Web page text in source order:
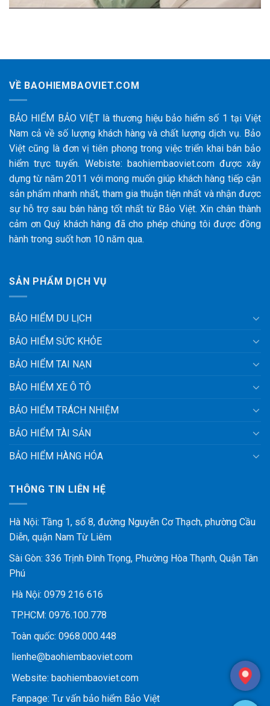
VỀ BAOHIEMBAOVIET.COM
BẢO HIỂM BẢO VIỆT là thương hiệu bảo hiểm số 1 tại Việt
Nam cả về số lượng khách hàng và chất lượng dịch vụ. Bảo
Việt cũng là đơn vị tiên phong trong việc triển khai bán bảo
hiểm trực tuyến. Webiste: baohiembaoviet.com được xây
dựng từ năm 2011 với mong muốn giúp khách hàng tiếp cận
sản phẩm nhanh nhất, tham gia thuận tiện nhất và nhận được
sự hỗ trợ sau bán hàng tốt nhất từ Bảo Việt. Xin chân thành
cảm ơn Quý khách hàng đã cho phép chúng tôi được đồng
hành trong suốt hơn 10 năm qua.
SẢN PHẨM DỊCH VỤ
BẢO HIỂM DU LỊCH
BẢO HIỂM SỨC KHỎE
BẢO HIỂM TAI NẠN
BẢO HIỂM XE Ô TÔ
BẢO HIỂM TRÁCH NHIỆM
BẢO HIỂM TÀI SẢN
BẢO HIỂM HÀNG HÓA
THÔNG TIN LIÊN HỆ
Hà Nội: Tầng 1, số 8, đường Nguyễn Cơ Thạch, phường Cầu
Diễn, quận Nam Từ Liêm
Sài Gòn: 336 Trịnh Đình Trọng, Phường Hòa Thạnh, Quận Tân
Phú
Hà Nội: 0979 216 616
TP.HCM: 0976.100.778
Toàn quốc: 0968.000.448
lienhe@baohiembaoviet.com
Website: baohiembaoviet.com
Fanpage: Tư vấn bảo hiểm Bảo Việt